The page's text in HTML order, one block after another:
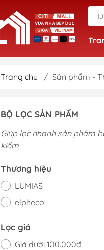
Trang chủ / Sản phẩm -
BỘ LỌC SẢN PHẨM
Giúp lọc nhanh sản phẩm
kiếm
Thương hiệu
LUMIAS
elpheco
Lọc giá
Giá dưới 100.000đ